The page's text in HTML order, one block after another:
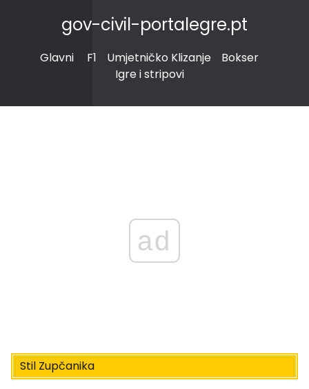
gov-civil-portalegre.pt
Glavni F1 Umjetničko Klizanje
Bokser
Igre i stripovi
ad
Stil Zupčanika